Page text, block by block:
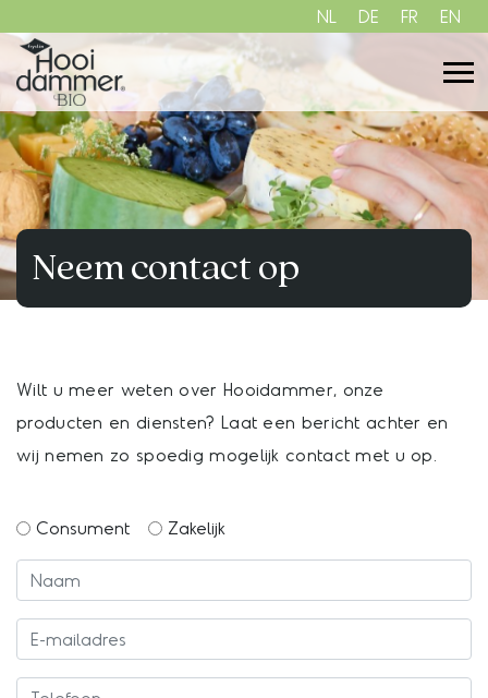
NL DE FR EN
Neem contact op
Wilt u meer weten over Hooidammer, onze
producten en diensten? Laat een bericht achter en
wij nemen zo spoedig mogelijk contact met u op.
Consument Zakelijk